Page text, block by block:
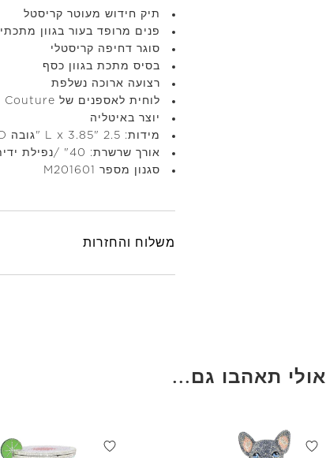
תיק חידוש מעוטר קריסטל
פנים מרופד בעור בגוון מתכתי
סוגר דחיפה קריסטלי
בסיס מתכת בגוון כסף
רצועה ארוכה נשלפת
לוחית לאספנים של Judith Leiber Couture
יוצר באיטליה
מידות: 2.5 "L x 3.85 "גובה x 3.5 D"
אורך שרשרת: 40" /נפילת ידית 19"
סגנון מספר M201601
משלוח והחזרות
אולי תאהבו גם...